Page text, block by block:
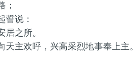
；
誓说：
之所。
天主欢呼，兴高采烈地事奉上主。